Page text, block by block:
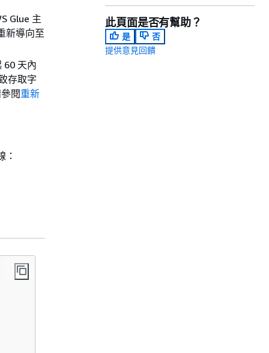
Glue 主
新導向至
60 天內
存取字
閱重新
：
此頁面是否有幫助？
是
否
提供意見回饋